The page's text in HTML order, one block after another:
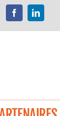
FacebookLinkedIn